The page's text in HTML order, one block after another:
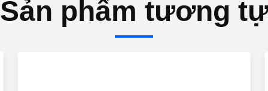
Sản phẩm tương tự